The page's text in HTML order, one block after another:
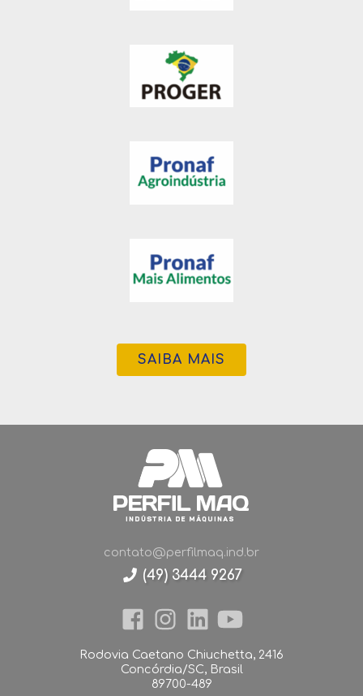
SAIBA MAIS
contato@perfilmaq.ind.br
(49) 3444 9267
Rodovia Caetano Chiuchetta, 2416
Concórdia/SC, Brasil
89700-489